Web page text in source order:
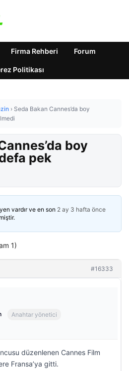
Firma Rehberi Forum
Politikası
› Seda Bakan Cannes’da boy
boy
pek
vardır ve en son 2 ay 3 hafta önce
1)
#16333
Anahtar yönetici
düzenlenen Cannes Film
Fransa’ya gitti.